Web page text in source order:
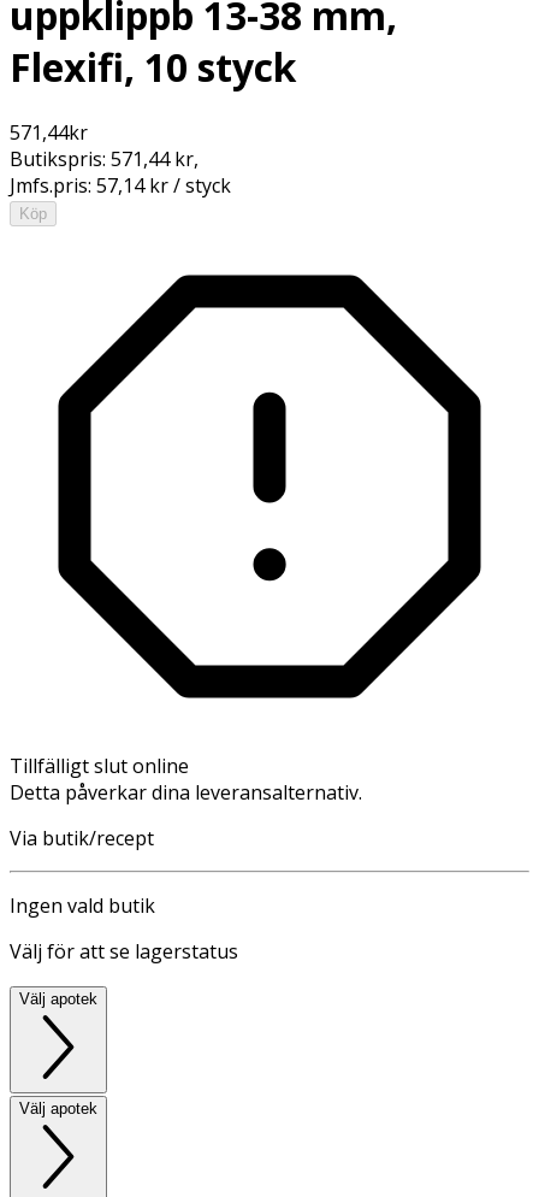
uppklippb 13-38 mm,
Flexifi, 10 styck
571,44kr
Butikspris: 571,44 kr,
Jmfs.pris: 57,14 kr / styck
Köp
Tillfälligt slut online
Detta påverkar dina leveransalternativ.
Via butik/recept
Ingen vald butik
Välj för att se lagerstatus
Välj apotek
Välj apotek